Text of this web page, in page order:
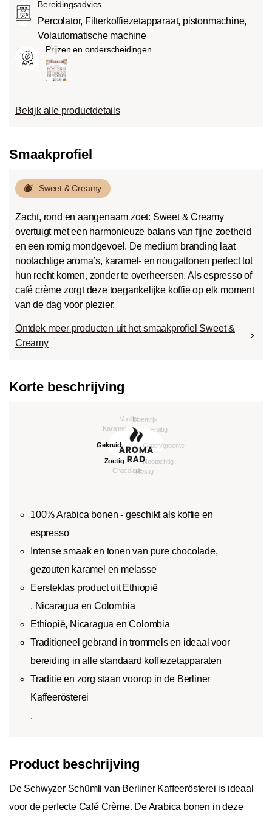
Bereidingsadvies
Percolator, Filterkoffiezetapparaat, pistonmachine,
Volautomatische machine
Prijzen en onderscheidingen
Bekijk alle productdetails
Smaakprofiel
Sweet & Creamy
Zacht, rond en aangenaam zoet: Sweet & Creamy
overtuigt met een harmonieuze balans van fijne zoetheid
en een romig mondgevoel. De medium branding laat
nootachtige aroma’s, karamel- en nougattonen perfect tot
hun recht komen, zonder te overheersen. Als espresso of
café crème zorgt deze toegankelijke koffie op elk moment
van de dag voor plezier.
Ontdek meer producten uit het smaakprofiel Sweet &
Creamy
Korte beschrijving
100% Arabica bonen - geschikt als koffie en
espresso
Intense smaak en tonen van pure chocolade,
gezouten karamel en melasse
Eersteklas product uit Ethiopië
, Nicaragua en Colombia
Ethiopië, Nicaragua en Colombia
Traditioneel gebrand in trommels en ideaal voor
bereiding in alle standaard koffiezetapparaten
Traditie en zorg staan voorop in de Berliner
Kaffeerösterei
.
Product beschrijving
De Schwyzer Schümli van Berliner Kaffeerösterei is ideaal
voor de perfecte Café Crème. De Arabica bonen in deze